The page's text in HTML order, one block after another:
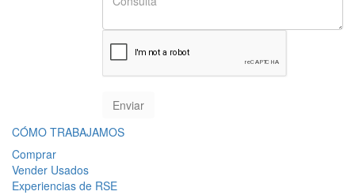
CÓMO TRABAJAMOS
Comprar
Vender Usados
Experiencias de RSE